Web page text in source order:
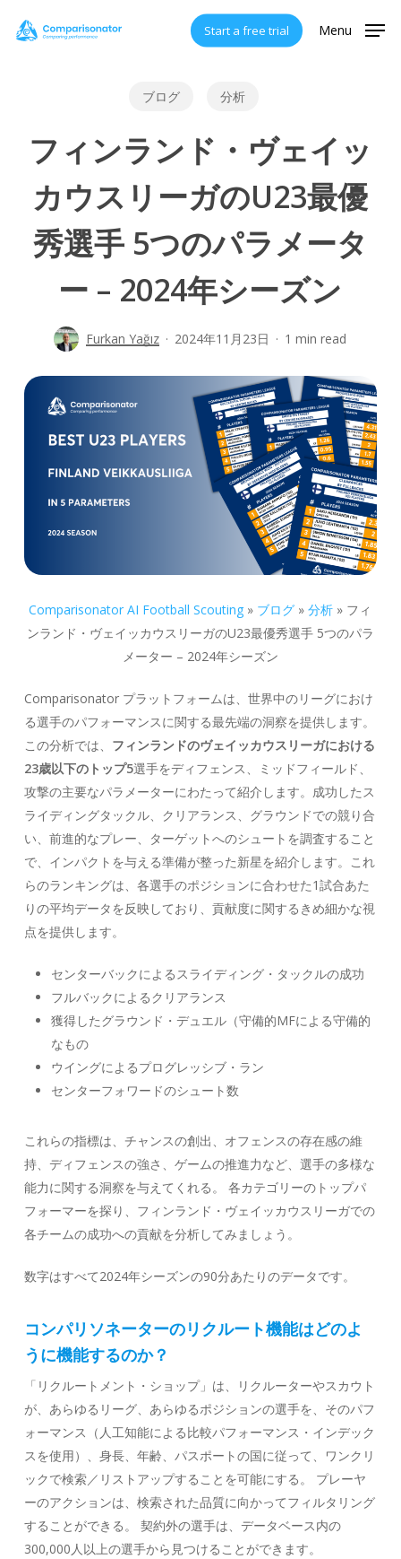
Start a free trial Menu
ブログ 分析
フィンランド・ヴェイッ
カウスリーガのU23最優
秀選手 5つのパラメータ
ー – 2024年シーズン
Furkan Yağız 2024年11月23日 1 min read
Comparisonator AI Football Scouting » ブログ »分析 » フィ
ンランド・ヴェイッカウスリーガのU23最優秀選手 5つのパラ
メーター – 2024年シーズン
Comparisonator プラットフォームは、世界中のリーグにおけ
る選手のパフォーマンスに関する最先端の洞察を提供します。
この分析では、 フィンランドのヴェイッカウスリーガにおける
23歳以下のトップ5選手をディフェンス、ミッドフィールド、
攻撃の主要なパラメーターにわたって紹介します。 成功したス
ライディングタックル、クリアランス、グラウンドでの競り合
い、前進的なプレー、ターゲットへのシュートを調査すること
で、インパクトを与える準備が整った新星を紹介します。これ
らのランキングは、各選手のポジションに合わせた1試合あた
りの平均データを反映しており、貢献度に関するきめ細かな視
点を提供します。
センターバックによるスライディング・タックルの成功
フルバックによるクリアランス
獲得したグラウンド・デュエル（守備的MFによる守備的
なもの
ウイングによるプログレッシブ・ラン
センターフォワードのシュート数
これらの指標は、チャンスの創出、オフェンスの存在感の維
持、ディフェンスの強さ、ゲームの推進力など、選手の多様な
能力に関する洞察を与えてくれる。 各カテゴリーのトップパ
フォーマーを探り、フィンランド・ヴェイッカウスリーガでの
各チームの成功への貢献を分析してみましょう。
数字はすべて2024年シーズンの90分あたりのデータです。
コンパリソネーターのリクルート機能はどのよ
うに機能するのか？
「リクルートメント・ショップ」は、リクルーターやスカウト
が、あらゆるリーグ、あらゆるポジションの選手を、そのパフ
ォーマンス（人工知能による比較パフォーマンス・インデック
スを使用）、身長、年齢、パスポートの国に従って、ワンクリ
ックで検索／リストアップすることを可能にする。 プレーヤ
ーのアクションは、検索された品質に向かってフィルタリング
することができる。 契約外の選手は、データベース内の
300,000人以上の選手から見つけることができます。